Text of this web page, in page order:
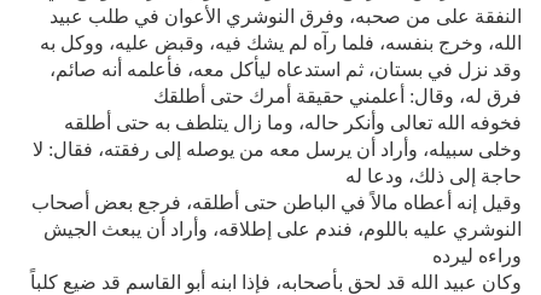
النفقة على من صحبه، وفرق النوشري الأعوان في طلب عبيد
الله، وخرج بنفسه، فلما رآه لم يشك فيه، وقبض عليه، ووكل به
وقد نزل في بستان، ثم استدعاه ليأكل معه، فأعلمه أنه صائم،
فرق له، وقال: أعلمني حقيقة أمرك حتى أطلقك
فخوفه الله تعالى وأنكر حاله، وما زال يتلطف به حتى أطلقه
وخلى سبيله، وأراد أن يرسل معه من يوصله إلى رفقته، فقال: لا
حاجة إلى ذلك، ودعا له
وقيل إنه أعطاه مالاً في الباطن حتى أطلقه، فرجع بعض أصحاب
النوشري عليه باللوم، فندم على إطلاقه، وأراد أن يبعث الجيش
وراءه ليرده
وكان عبيد الله قد لحق بأصحابه، فإذا ابنه أبو القاسم قد ضيع كلباً